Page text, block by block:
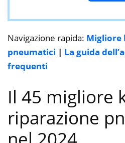
Navigazione rapida: Migliore
pneumatici | La guida
frequenti
Il 45 migliore
riparazione